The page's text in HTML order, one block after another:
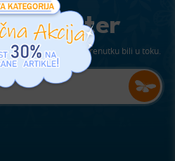
bi ste u svakom trenutku bili u toku.